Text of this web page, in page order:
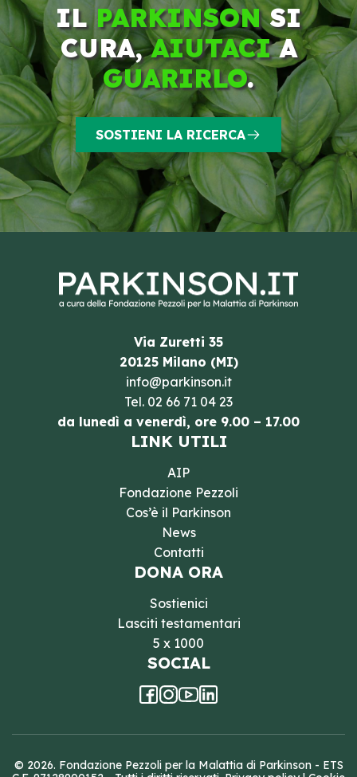
ILPARKINSONSI
CURA,AIUTACIA
GUARIRLO.
SOSTIENI LA RICERCA
Via Zuretti 35
20125 Milano (MI)
info@parkinson.it
Tel. 02 66 71 04 23
da lunedì a venerdì, ore 9.00 – 17.00
LINK UTILI
AIP
Fondazione Pezzoli
Cos’è il Parkinson
News
Contatti
DONA ORA
Sostienici
Lasciti testamentari
5 x 1000
SOCIAL
© 2026. Fondazione Pezzoli per la Malattia di Parkinson - ETS